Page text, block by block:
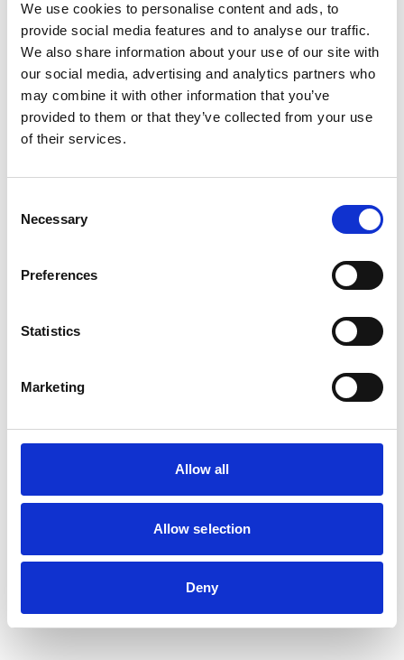
We use cookies to personalise content and ads, to
provide social media features and to analyse our traffic.
We also share information about your use of our site with
our social media, advertising and analytics partners who
may combine it with other information that you’ve
provided to them or that they’ve collected from your use
of their services.
Selection
Necessary
Preferences
Statistics
Marketing
Allow all
Allow selection
Deny
STROVELS
Maskindiskmedel
4 100
STROVELS
1 369